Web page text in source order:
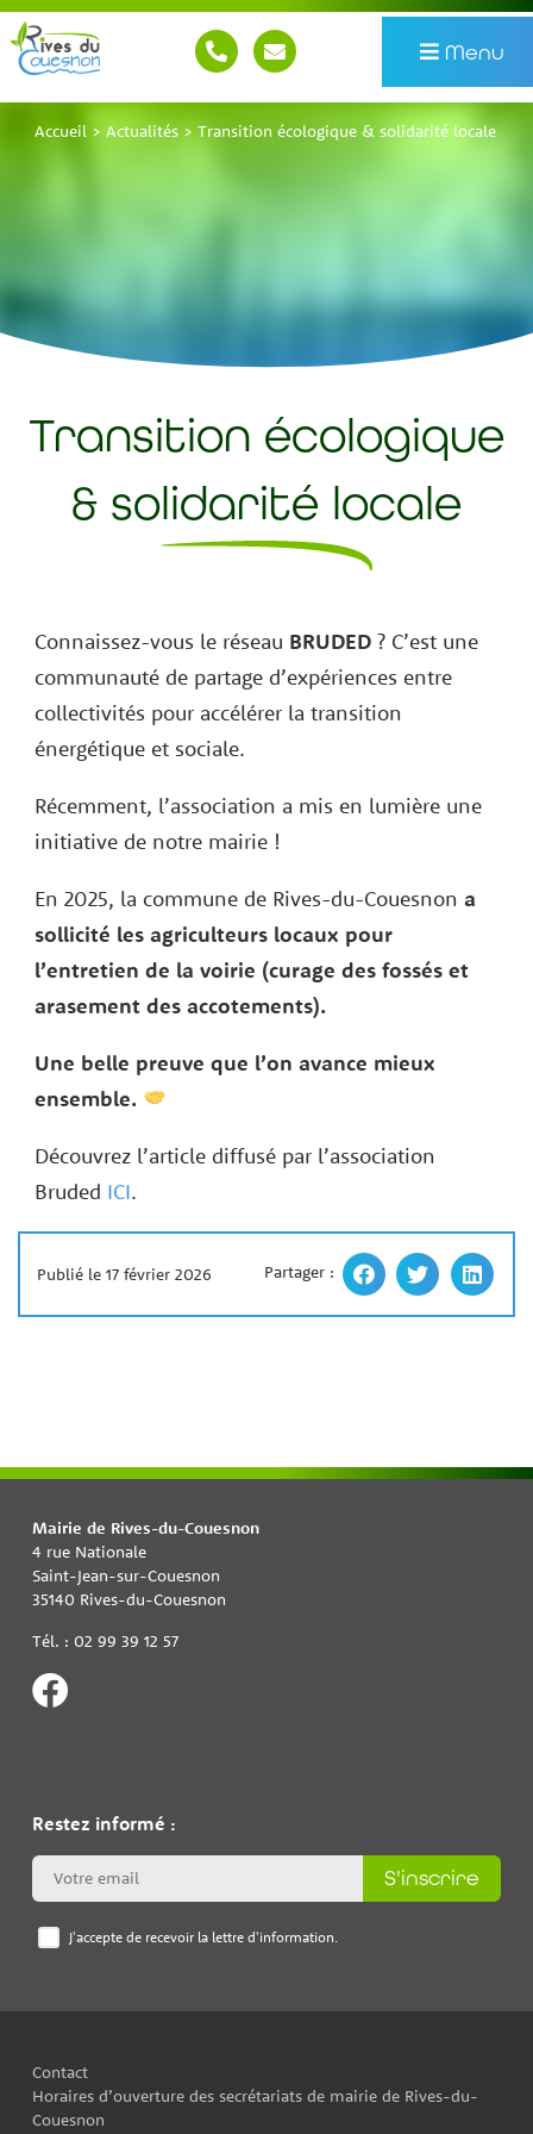
Menu
Accueil > Actualités> Transition écologique & solidarité locale
Transition écologique
& solidarité locale
Connaissez-vous le réseau BRUDED? C’est une
communauté de partage d’expériences entre
collectivités pour accélérer la transition
énergétique et sociale.
Récemment, l’association a mis en lumière une
initiative de notre mairie !
En 2025, la commune de Rives-du-Couesnon a
sollicité les agriculteurs locaux pour
l’entretien de la voirie (curage des fossés et
arasement des accotements).
Une belle preuve que l’on avance mieux
ensemble.
Découvrez l’article diffusé par l’association
Bruded ICI.
Publié le 17 février 2026 Partager :
Mairie de Rives-du-Couesnon
4 rue Nationale
Saint-Jean-sur-Couesnon
35140 Rives-du-Couesnon
Tél. : 02 99 39 12 57
Restez informé :
J'accepte de recevoir la lettre d'information.
S'inscrire
Contact
Horaires d’ouverture des secrétariats de mairie de Rives-du-
Couesnon